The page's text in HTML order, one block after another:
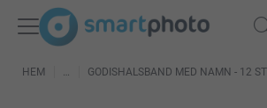
HEM GODISHALSBAND MED NAMN - 12 ST